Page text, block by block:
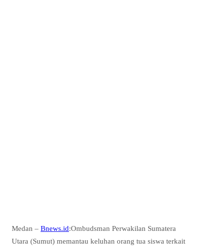
Medan – Bnews.id:Ombudsman Perwakilan Sumatera
Utara (Sumut) memantau keluhan orang tua siswa terkait